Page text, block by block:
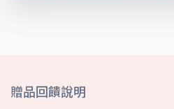
贈品回饋說明